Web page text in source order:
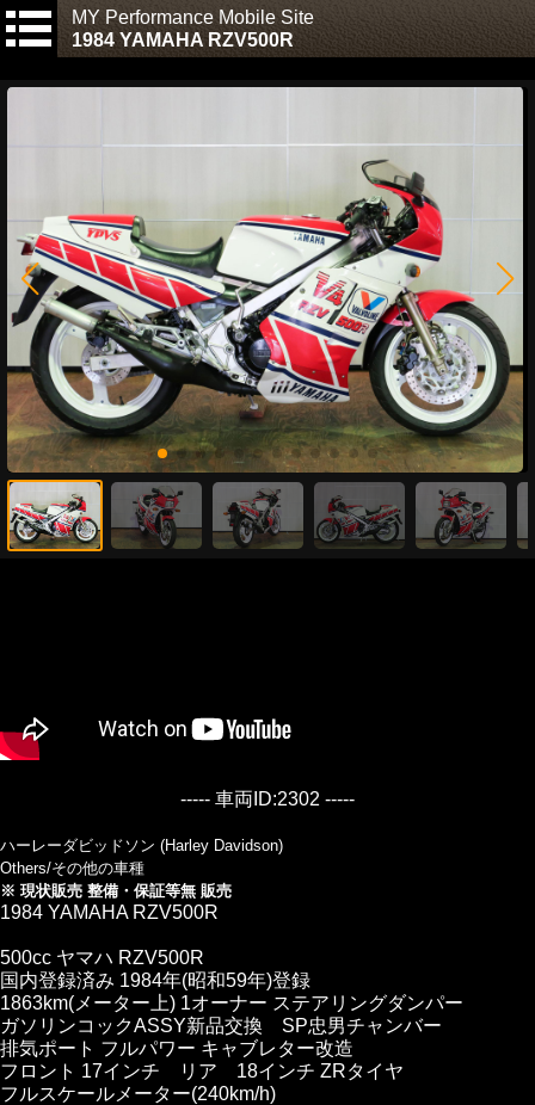
MY Performance Mobile Site
1984 YAMAHA RZV500R
----- 車両ID:2302 -----
ハーレーダビッドソン (Harley Davidson)
Others/その他の車種
※ 現状販売 整備・保証等無 販売
1984 YAMAHA RZV500R
500cc ヤマハ RZV500R
国内登録済み 1984年(昭和59年)登録
1863km(メーター上) 1オーナー ステアリングダンパー
ガソリンコックASSY新品交換 SP忠男チャンバー
排気ポート フルパワー キャブレター改造
フロント 17インチ リア 18インチ ZRタイヤ
フルスケールメーター(240km/h)